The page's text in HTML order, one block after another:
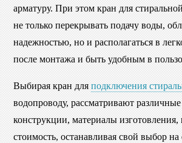
арматуру. При этом кран для
не только перекрывать подачу воды,
надежностью, но и располагаться в
после монтажа и быть удобным в
Выбирая кран дляподключения
водопроводу, рассматривают
конструкции, материалы изготовления,
стоимость, останавливая свой выбор